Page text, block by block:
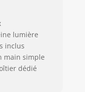
90
en
deux fois
temps
lumière
inclus
main simple
dédié